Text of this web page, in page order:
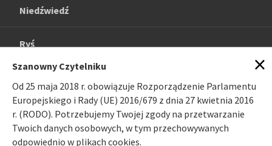
Niedźwiedź
Ryś
Galeria
Linki
×
Szanowny Czytelniku
Od 25 maja 2018 r. obowiązuje Rozporządzenie Parlamentu
Europejskiego i Rady (UE) 2016/679 z dnia 27 kwietnia 2016
r. (RODO). Potrzebujemy Twojej zgody na przetwarzanie
Twoich danych osobowych, w tym przechowywanych
odpowiednio w plikach cookies.